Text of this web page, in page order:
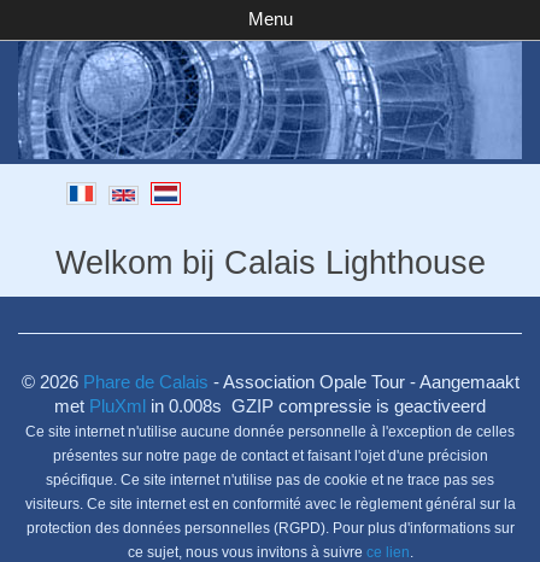
Menu
Welkom bij Calais Lighthouse
© 2026 Phare de Calais - Association Opale Tour - Aangemaakt
met PluXml in 0.008s GZIP compressie is geactiveerd
Ce site internet n'utilise aucune donnée personnelle à l'exception de celles
présentes sur notre page de contact et faisant l'ojet d'une précision
spécifique. Ce site internet n'utilise pas de cookie et ne trace pas ses
visiteurs. Ce site internet est en conformité avec le règlement général sur la
protection des données personnelles (RGPD). Pour plus d'informations sur
ce sujet, nous vous invitons à suivre ce lien